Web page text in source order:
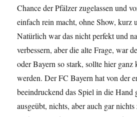
Chance der Pfälzer zugelassen und
einfach rein macht, ohne Show, kurz
Natürlich war das nicht perfekt und
verbessern, aber die alte Frage, war
oder Bayern so stark, sollte hier ganz
werden. Der FC Bayern hat von der
beeindruckend das Spiel in die Hand
ausgeübt, nichts, aber auch gar